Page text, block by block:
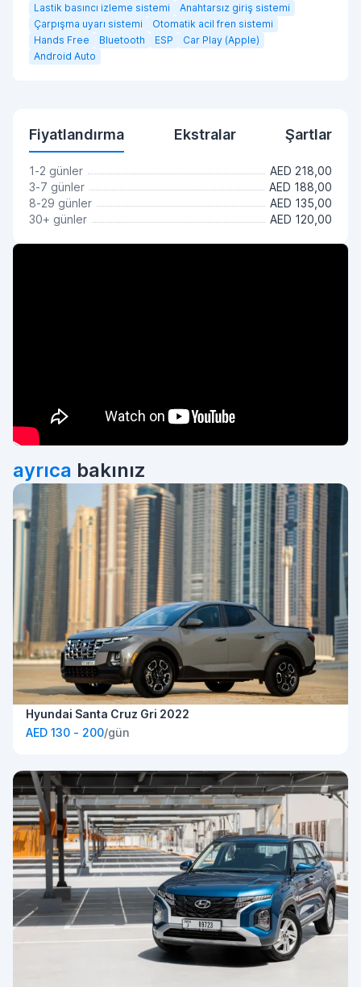
Lastik basıncı izleme sistemi
Anahtarsız giriş sistemi
Çarpışma uyarı sistemi
Otomatik acil fren sistemi
Hands Free
Bluetooth ESP
Car Play (Apple)
Android Auto
Fiyatlandırma Ekstralar Şartlar
1-2 günler
AED 218,00
3-7 günler
AED 188,00
8-29 günler
AED 135,00
30+ günler
AED 120,00
ayrıca bakınız
Hyundai Santa Cruz Gri 2022
AED 130 - 200/gün